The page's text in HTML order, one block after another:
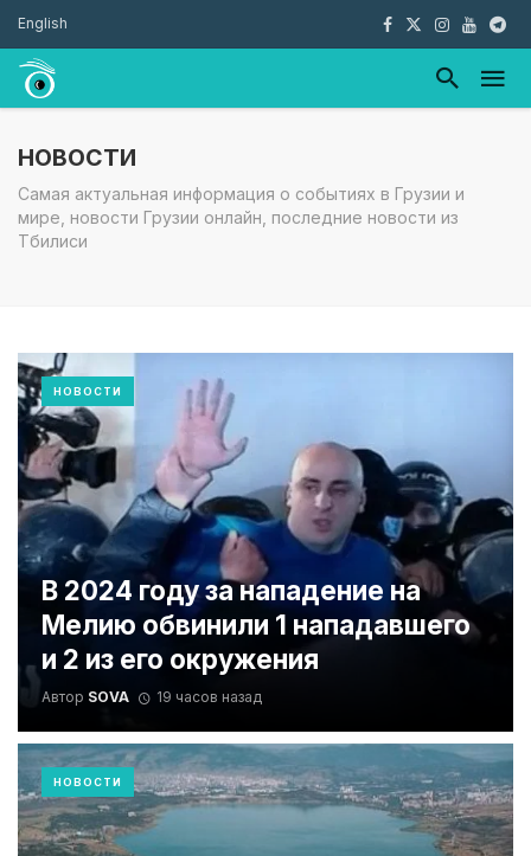
English
НОВОСТИ
Самая актуальная информация о событиях в Грузии и
мире, новости Грузии онлайн, последние новости из
Тбилиси
В 2024 году за нападение на
Мелию обвинили 1 нападавшего
и 2 из его окружения
Автор SOVA 19 часов назад
НОВОСТИ
НОВОСТИ